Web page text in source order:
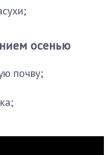
осенью
почву;